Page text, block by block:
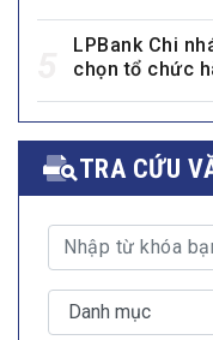
LPBank Chi
chọn tổ chức
TRA CỨU